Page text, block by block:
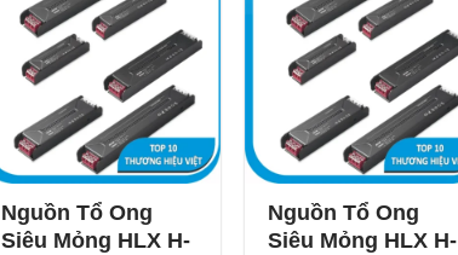
Nguồn Tổ Ong
Siêu Mỏng HLX H-
Nguồn Tổ Ong
Siêu Mỏng HLX H-